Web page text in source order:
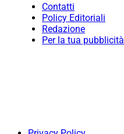
Contatti
Policy Editoriali
Redazione
Per la tua pubblicità